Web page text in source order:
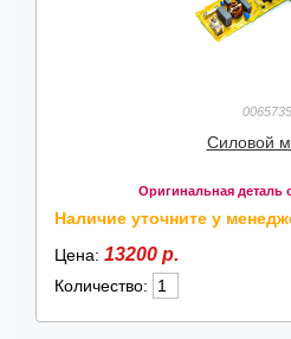
Силовой
Оригинальная деталь
Наличие уточните у
Цена: 13200 р.
Количество: